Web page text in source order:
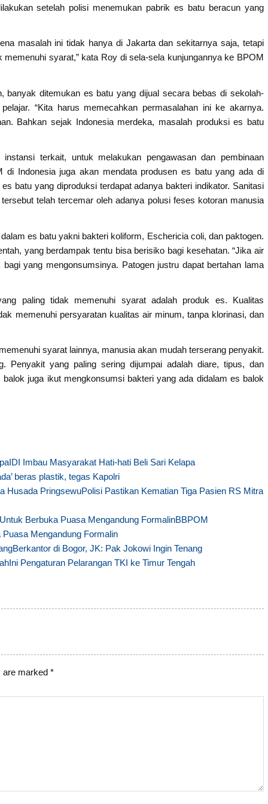
setelah polisi menemukan pabrik es batu beracun yang
masalah ini tidak hanya di Jakarta dan sekitarnya saja, tetapi
syarat,” kata Roy di sela-sela kunjungannya ke BPOM
banyak ditemukan es batu yang dijual secara bebas di sekolah-
“Kita harus memecahkan permasalahan ini ke akarnya.
Bahkan sejak Indonesia merdeka, masalah produksi es batu
terkait, untuk melakukan pengawasan dan pembinaan
di Indonesia juga akan mendata produsen es batu yang ada di
batu yang diproduksi terdapat adanya bakteri indikator. Sanitasi
telah tercemar oleh adanya polusi feses kotoran manusia
es batu yakni bakteri koliform, Eschericia coli, dan paktogen.
yang berdampak tentu bisa berisiko bagi kesehatan. “Jika air
yang mengonsumsinya. Patogen justru dapat bertahan lama
paling tidak memenuhi syarat adalah produk es. Kualitas
memenuhi persyaratan kualitas air minum, tanpa klorinasi, dan
syarat lainnya, manusia akan mudah terserang penyakit.
Penyakit yang paling sering dijumpai adalah diare, tipus, dan
juga ikut mengkonsumsi bakteri yang ada didalam es balok
IDI Imbau Masyarakat Hati-hati Beli Sari Kelapa
beras plastik, tegas Kapolri
Polisi Pastikan Kematian Tiga Pasien RS Mitra
BBPOM
Mengandung Formalin
Berkantor di Bogor, JK: Pak Jokowi Ingin Tenang
Ini Pengaturan Pelarangan TKI ke Timur Tengah
are marked*